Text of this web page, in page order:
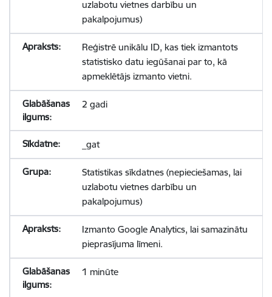
uzlabotu vietnes darbību un
pakalpojumus)
Reģistrē unikālu ID, kas tiek izmantots
statistisko datu iegūšanai par to, kā
apmeklētājs izmanto vietni.
2 gadi
_gat
Statistikas sīkdatnes (nepieciešamas, lai
uzlabotu vietnes darbību un
pakalpojumus)
Izmanto Google Analytics, lai samazinātu
pieprasījuma līmeni.
1 minūte